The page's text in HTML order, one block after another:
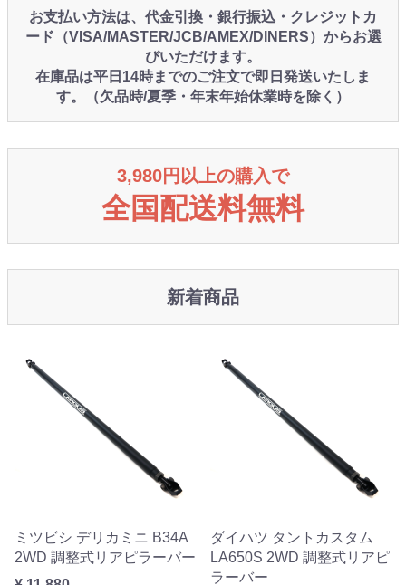
お支払い方法は、代金引換・銀行振込・クレジットカ
ード（VISA/MASTER/JCB/AMEX/DINERS）からお選
びいただけます。
在庫品は平日14時までのご注文で即日発送いたしま
す。（欠品時/夏季・年末年始休業時を除く）
3,980円以上の購入で
全国配送料無料
新着商品
ミツビシ デリカミニ B34A
2WD 調整式リアピラーバー
ダイハツ タントカスタム
LA650S 2WD 調整式リアピ
ラーバー